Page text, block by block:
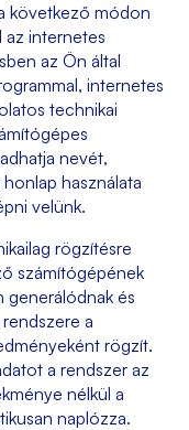
következő módon
az internetes
az Ön által
internetes
technikai
nevét,
használata
velünk.
rögzítésre
számítógépének
generálódnak és
a
rögzít.
a rendszer az
nélkül a
naplózza.